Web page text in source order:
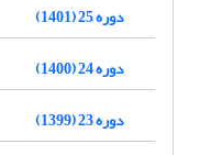
دوره 25 (1401)
دوره 24 (1400)
دوره 23 (1399)